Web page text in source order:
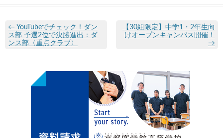
← YouTubeでチェック！ダン
ス部 予選2位で決勝進出：ダ
ンス部〈重点クラブ〉
【30組限定】中学1・2年生向
けオープンキャンパス開催！
→